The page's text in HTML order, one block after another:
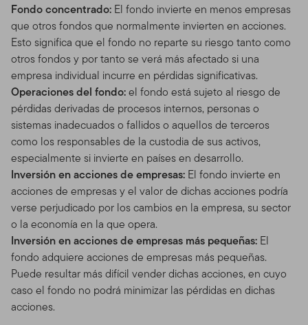
Fondo concentrado: El fondo invierte en menos empresas
que otros fondos que normalmente invierten en acciones.
Esto significa que el fondo no reparte su riesgo tanto como
otros fondos y por tanto se verá más afectado si una
empresa individual incurre en pérdidas significativas.
Operaciones del fondo:el fondo está sujeto al riesgo de
pérdidas derivadas de procesos internos, personas o
sistemas inadecuados o fallidos o aquellos de terceros
como los responsables de la custodia de sus activos,
especialmente si invierte en países en desarrollo.
Inversión en acciones de empresas: El fondo invierte en
acciones de empresas y el valor de dichas acciones podría
verse perjudicado por los cambios en la empresa, su sector
o la economía en la que opera.
Inversión en acciones de empresas más pequeñas: El
fondo adquiere acciones de empresas más pequeñas.
Puede resultar más difícil vender dichas acciones, en cuyo
caso el fondo no podrá minimizar las pérdidas en dichas
acciones.